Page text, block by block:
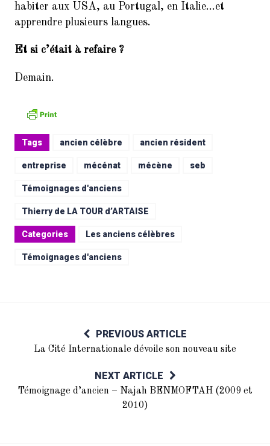
habiter aux USA, au Portugal, en Italie…et
apprendre plusieurs langues.
Et si c’était à refaire ?
Demain.
Tags ancien célèbre ancien résident
entreprise mécénat mécène seb
Témoignages d'anciens
Thierry de LA TOUR d’ARTAISE
Categories Les anciens célèbres
Témoignages d'anciens
PREVIOUS ARTICLE
La Cité Internationale dévoile son nouveau site
NEXT ARTICLE
Témoignage d’ancien – Najah BENMOFTAH (2009 et
2010)